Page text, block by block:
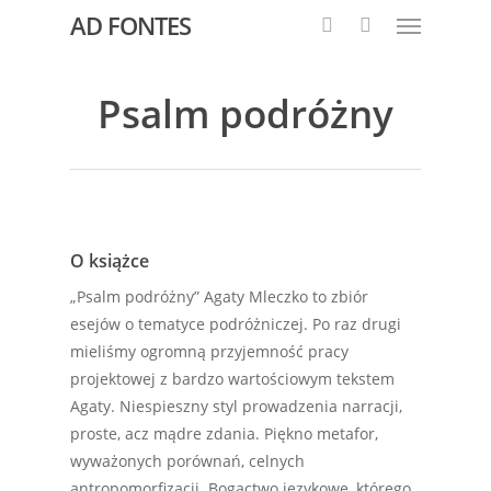
AD FONTES
Psalm podróżny
O książce
„Psalm podróżny” Agaty Mleczko to zbiór
esejów o tematyce podróżniczej. Po raz drugi
mieliśmy ogromną przyjemność pracy
projektowej z bardzo wartościowym tekstem
Agaty. Niespieszny styl prowadzenia narracji,
proste, acz mądre zdania. Piękno metafor,
wyważonych porównań, celnych